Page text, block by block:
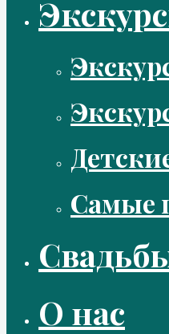
Самые
О нас